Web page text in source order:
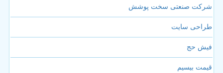
شرکت صنعتی سخت پوشش
طراحی سایت
فیش حج
قیمت بیسیم